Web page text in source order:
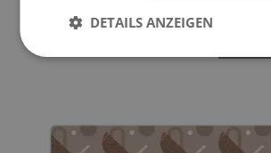
DETAILS ANZEIGEN